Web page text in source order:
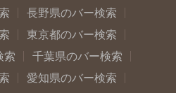
長野県のバー検索
東京都のバー検索
索
千葉県のバー検索
愛知県のバー検索